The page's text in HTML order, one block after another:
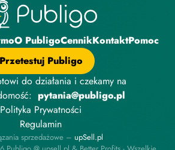
O PubligoCennikKontaktPomoc
Przetestuj Publigo
do działania i czekamy na
pytania@publigo.pl
Polityka Prywatności
Regulamin
sprzedażowe – upSell.pl